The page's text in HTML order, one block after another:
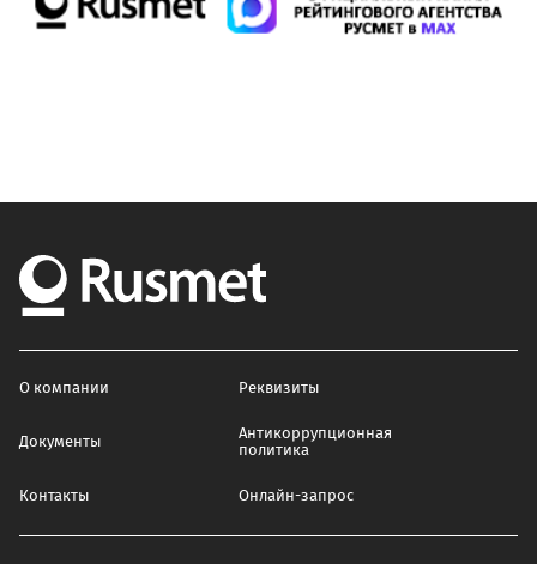
О компании Реквизиты
Документы
Антикоррупционная
политика
Контакты Онлайн-запрос